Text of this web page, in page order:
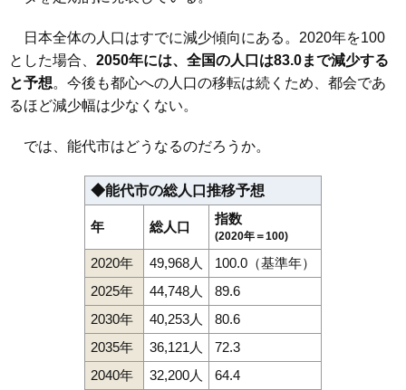
日本全体の人口はすでに減少傾向にある。2020年を100
とした場合、 2050年には、全国の人口は83.0まで減少する
と予想。今後も都心への人口の移転は続くため、都会であ
るほど減少幅は少なくない。
では、能代市はどうなるのだろうか。
◆能代市の総人口推移予想
年 総人口
指数
(2020年＝100)
2020年 49,968人
100.0（基準年）
2025年
44,748人
89.6
2030年
40,253人
80.6
2035年
36,121人
72.3
2040年
32,200人
64.4